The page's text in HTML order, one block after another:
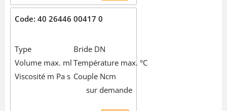
Code: 40 26446 00417 0
Type
Bride DN
Volume max. ml Température max. °C
Viscosité m Pa s Couple Ncm
sur demande